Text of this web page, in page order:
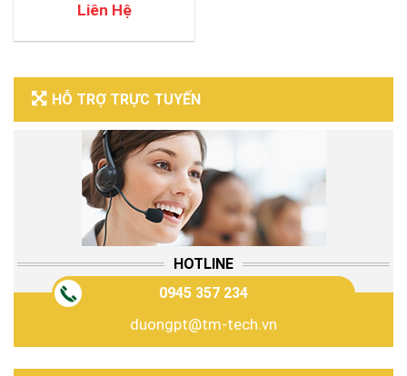
HỖ TRỢ TRỰC TUYẾN
HOTLINE
0945 357 234
duongpt@tm-tech.vn
Liên Hệ